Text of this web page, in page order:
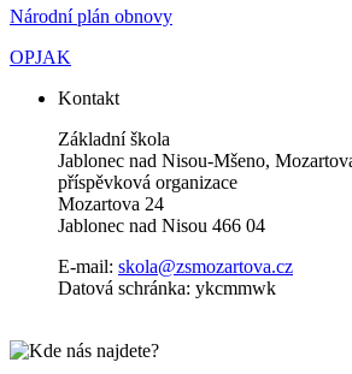
Národní plán obnovy
OPJAK
Kontakt
Základní škola
Jablonec nad Nisou-Mšeno,
příspěvková organizace
Mozartova 24
Jablonec nad Nisou 466 04
E-mail: skola@zsmozartova.cz
Datová schránka: ykcmmwk